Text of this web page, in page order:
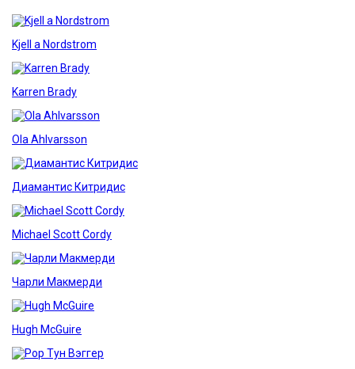
Kjell a Nordstrom
Karren Brady
Ola Ahlvarsson
Диамантис Китридис
Michael Scott Cordy
Чарли Макмерди
Hugh McGuire